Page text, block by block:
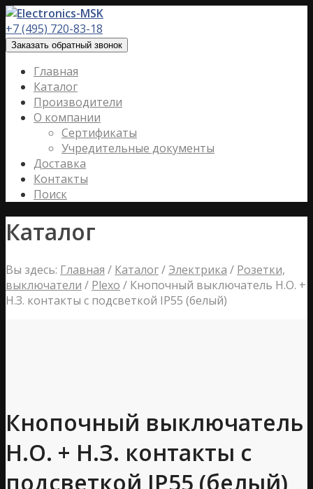
+7 (495) 720-83-18
Заказать обратный звонок
Главная
Каталог
Производители
О компании
Сертификаты
Учредительные документы
Доставка
Контакты
Поиск
Каталог
Вы здесь: Главная / Каталог/ Электрика / Розетки,
выключатели / Plexo / Кнопочный выключатель Н.О. +
Н.З. контакты с подсветкой IP55 (белый)
Кнопочный выключатель
Н.О. + Н.З. контакты с
подсветкой IP55 (белый)